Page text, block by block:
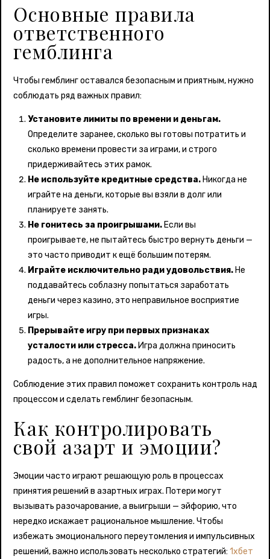
Основные правила
ответственного
гемблинга
Чтобы гемблинг оставался безопасным и приятным, нужно
соблюдать ряд важных правил:
Установите лимиты по времени и деньгам.
Определите заранее, сколько вы готовы потратить и
сколько времени провести за играми, и строго
придерживайтесь этих рамок.
Не используйте кредитные средства.Никогда не
играйте на деньги, которые вы взяли в долг или
планируете занять.
Не гонитесь за проигрышами.Если вы
проигрываете, не пытайтесь быстро вернуть деньги —
это часто приводит к ещё большим потерям.
Играйте исключительно ради удовольствия.Не
поддавайтесь соблазну попытаться заработать
деньги через казино, это неправильное восприятие
игры.
Прерывайте игру при первых признаках
усталости или стресса.Игра должна приносить
радость, а не дополнительное напряжение.
Соблюдение этих правил поможет сохранить контроль над
процессом и сделать гемблинг безопасным.
Как контролировать
свой азарт и эмоции?
Эмоции часто играют решающую роль в процессах
принятия решений в азартных играх. Потери могут
вызывать разочарование, а выигрыши — эйфорию, что
нередко искажает рациональное мышление. Чтобы
избежать эмоционального переутомления и импульсивных
решений, важно использовать несколько стратегий: 1хбет